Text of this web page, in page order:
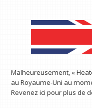
Malheureusement, «
au Royaume-Uni au
Revenez ici pour plus de